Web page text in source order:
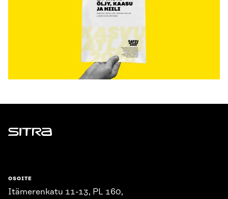
Sitra
OSOITE
Itämerenkatu 11-13, PL 160,